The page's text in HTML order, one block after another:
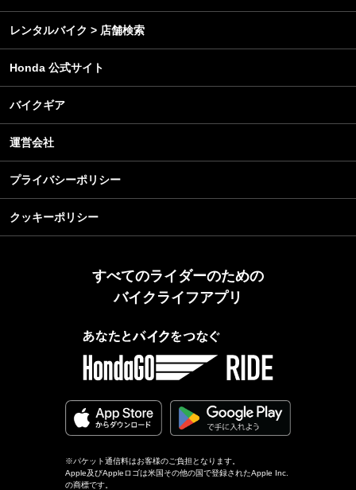
レンタルバイク > 店舗検索
Honda 公式サイト
バイクギア
運営会社
プライバシーポリシー
クッキーポリシー
すべてのライダーのための
バイクライフアプリ
※パケット通信料はお客様のご負担となります。
Apple及びAppleロゴは米国その他の国で登録されたApple Inc.
の商標です。